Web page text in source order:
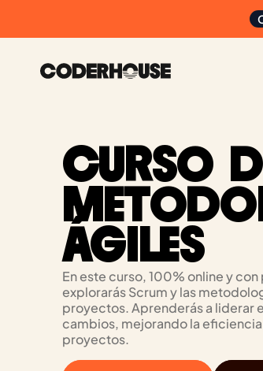
CURSO
ÁGILES
En este curso, 100% online y
explorarás Scrum y las
proyectos. Aprenderás a liderar
cambios, mejorando la
proyectos.